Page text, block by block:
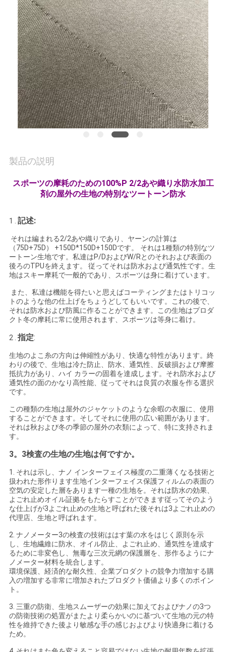
し
な
い
ニ
ュ
ー
ス
場
合
COMPANY
NEWS
地
図
PRIVACY
POLICY
製品の説明
スポーツの摩耗のための100%P 2/2あや織り水防水加工
剤の屋外の生地の特別なツートーン防水
1 . 記述:
それは編まれる2/2あや織りであり、ヤーンの計算は
（75D+75D） +150D*150D+150Dです。
それは1種類の特別なツ
ートーン生地です。私達はP/DおよびW/Rとのそれおよび表面の
後ろのTPUを終えます。 従ってそれは防水および通気性です。 生
地はスキー摩耗で一般的であり、スポーツは身に着けています。
また、私達は機能を得たいと思えばコーティングまたはトリコッ
トのような他の仕上げをちょうどしてもいいです。 これの後で、
それは防水および防風に作ることができます。この生地はプロダ
クト冬の摩耗に常に使用されます、スポーツは等身に着け。
2 . 指定:
生地のよこ糸の方向は伸縮性があり、快適な特性があります。終
わりの後で、生地は冷た防止、防水、通気性、反破損および摩擦
抵抗力があり、ハイ カラーの固着を達成します。それ防水および
通気性の面のかなり高性能、従ってそれは良質の衣服を作る選択
です。
この種類の生地は屋外のジャケットのような余暇の衣服に、使用
することができます。そしてそれに使用の広い範囲があります。
それは秋および冬の季節の屋外の衣類によって、特に支持されま
す。
3。 3検査の生地の生地は何ですか。
1. それは示し、ナノ インターフェイス極度の二重薄くなる技術と
扱われた形作ります生地インターフェイス保護フィルムの表面の
空気の安定した層をあります一種の生地を。それは防水の効果、
よごれ止めオイル証拠をもたらすことができます従ってそのよう
な仕上げが3よごれ止めの生地と呼ばれた後それは3よごれ止めの
代理店、生地と呼ばれます。
2. ナノメーター3の検査の技術ははす葉の水をはじく原則を示
し、生地繊維に防水、オイル防止、よごれ止め、通気性を達成す
るために非変色し、無毒な三次元網の保護層を、形作るようにナ
ノメーター材料を統合します。
環境保護、経済的な耐久性、企業プロダクトの競争力増加する購
入の増加する非常に増加されたプロダクト価値より多くのポイン
ト。
3. 三重の防衛、生地スムーザーの効果に加えておよびナノの3つ
の防衛技術の処置がまたより柔らかいのに基づいて生地の元の特
性を維持できた後より敏感な手の感じおよびより快適身に着ける
ため。